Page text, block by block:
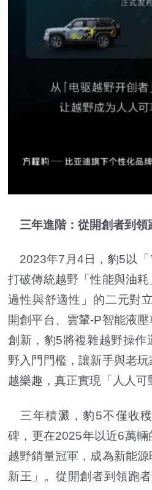
三年進階：從開創者到
2023年7月4日，豹5以「
打破傳統越野「性能與油
過性與舒適性」的二元對
開創平台、雲輦-P智能液
創新，豹5將複雜越野操作
野入門門檻，讓新手與老
越樂趣，真正實現「人人可
三年積澱，豹5不僅收
碑，更在2025年以近6萬
越野銷量冠軍，成為新能
新王」。從開創者到領跑